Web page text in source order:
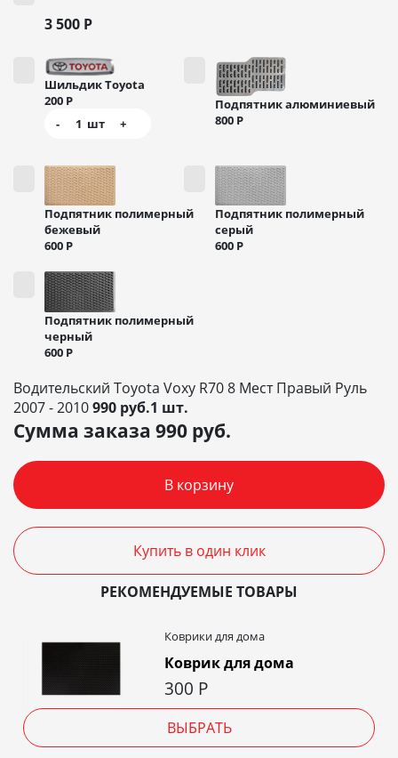
3 500 Р
Шильдик Toyota
200 Р
-
1 шт +
Подпятник алюминиевый
800 Р
Подпятник полимерный
бежевый
600 Р
Подпятник полимерный
серый
600 Р
Подпятник полимерный
черный
600 Р
Водительский Toyota Voxy R70 8 Мест Правый Руль
2007 - 2010990 руб.1 шт.
Сумма заказа 990 руб.
В корзину
Купить в один клик
РЕКОМЕНДУЕМЫЕ ТОВАРЫ
Коврики для дома
Коврик для дома
300 Р
ВЫБРАТЬ